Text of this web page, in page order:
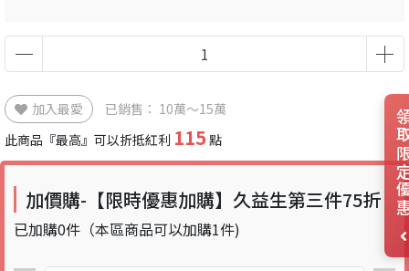
加入最愛 已銷售： 10萬～15萬
此商品『最高』可以折抵紅利 115 點
加價購-【限時優惠加購】久益生第三件75折
已加購0件 （本區商品可以加購1件)
領取